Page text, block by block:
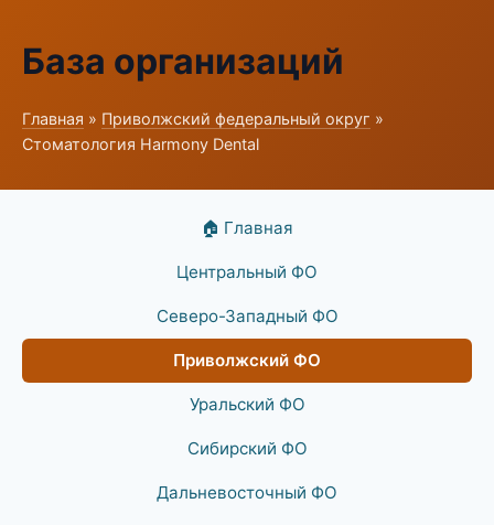
База организаций
Главная » Приволжский федеральный округ »
Стоматология Harmony Dental
🏠 Главная
Центральный ФО
Северо-Западный ФО
Приволжский ФО
Уральский ФО
Сибирский ФО
Дальневосточный ФО